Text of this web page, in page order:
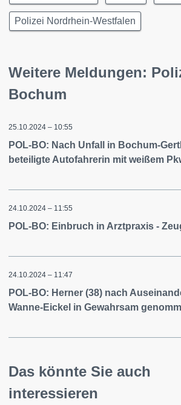
Polizei Nordrhein-Westfalen
Weitere Meldungen:
Bochum
25.10.2024 – 10:55
POL-BO: Nach Unfall in Bochum-
beteiligte Autofahrerin mit weißem
24.10.2024 – 11:55
POL-BO: Einbruch in Arztpraxis -
24.10.2024 – 11:47
POL-BO: Herner (38) nach
Wanne-Eickel in Gewahrsam
Das könnte Sie auch
interessieren